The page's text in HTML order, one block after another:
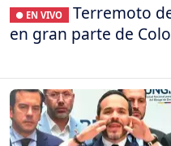
● EN VIVO
Terremoto
en gran parte de